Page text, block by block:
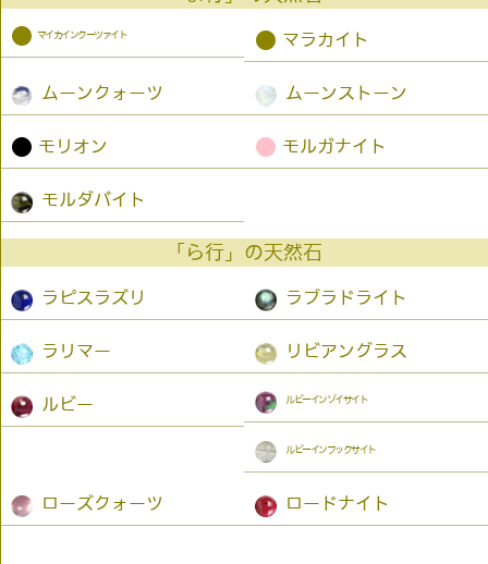
● マイカインクーツァイト ● マラカイト
ムーンクォーツ ムーンストーン
● モリオン ● モルガナイト
モルダバイト
「ら行」の天然石
ラピスラズリ ラブラドライト
ラリマー リビアングラス
ルビー ルビーインゾイサイト
ルビーインフックサイト
ローズクォーツ ロードナイト